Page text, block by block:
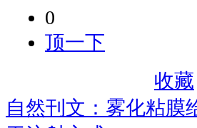
0
顶一下
收藏
自然刊文：雾化粘膜